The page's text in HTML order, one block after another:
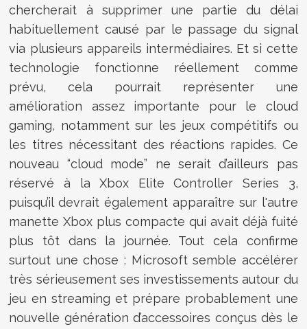
chercherait à supprimer une partie du délai
habituellement causé par le passage du signal
via plusieurs appareils intermédiaires. Et si cette
technologie fonctionne réellement comme
prévu, cela pourrait représenter une
amélioration assez importante pour le cloud
gaming, notamment sur les jeux compétitifs ou
les titres nécessitant des réactions rapides. Ce
nouveau “cloud mode” ne serait d’ailleurs pas
réservé à la Xbox Elite Controller Series 3,
puisqu’il devrait également apparaître sur l'autre
manette Xbox plus compacte qui avait déjà fuité
plus tôt dans la journée. Tout cela confirme
surtout une chose : Microsoft semble accélérer
très sérieusement ses investissements autour du
jeu en streaming et prépare probablement une
nouvelle génération d’accessoires conçus dès le